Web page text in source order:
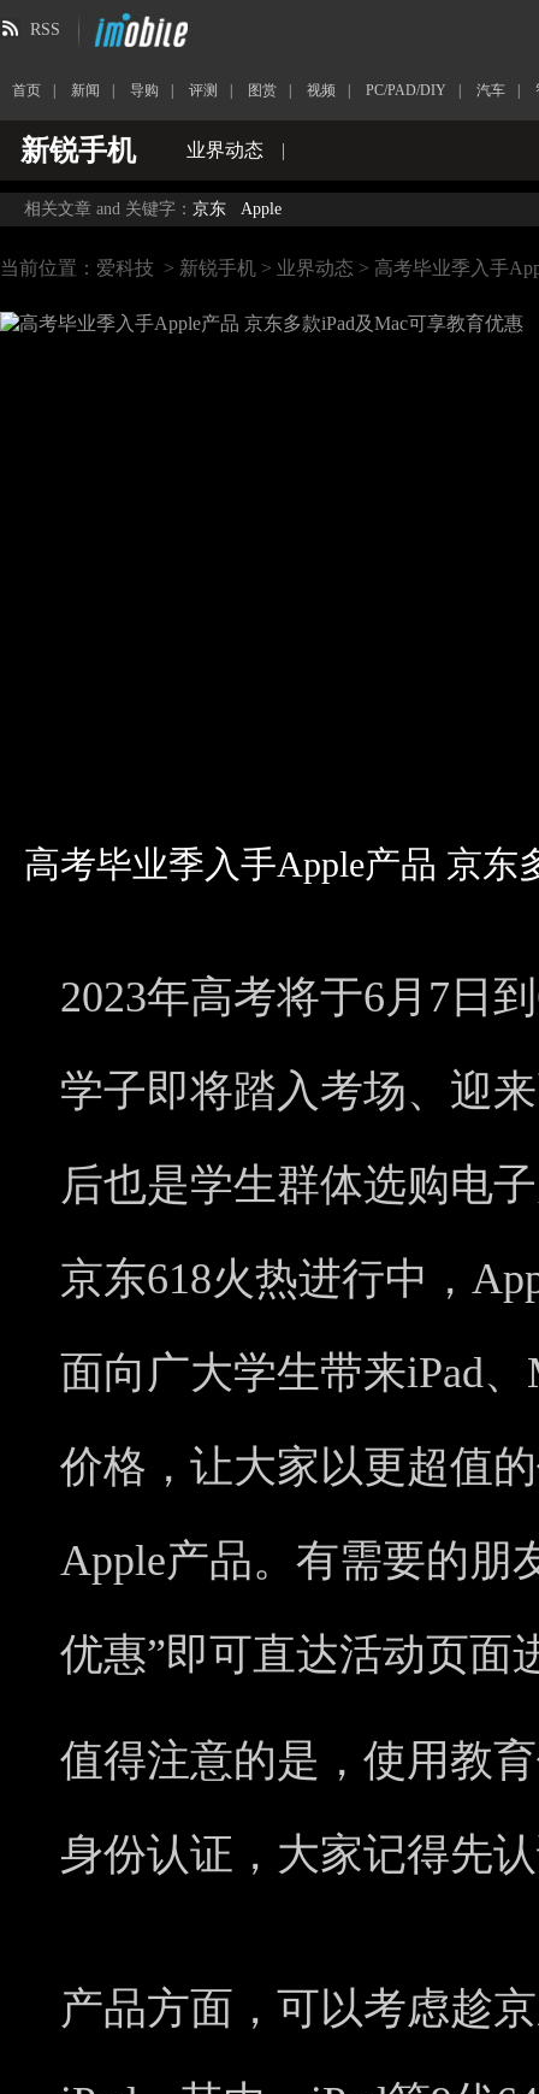
RSS
首页 新闻 导购 评测 图赏 视频 PC/PAD/DIY 汽车
新锐手机 业界动态 |
相关文章 and 关键字： 京东 Apple
当前位置： 爱科技 > 新锐手机 > 业界动态 > 高考毕业季入手
高考毕业季入手Apple产品 京东
2023年高考将于6月7日
学子即将踏入考场、迎
后也是学生群体选购电
京东618火热进行中，
面向广大学生带来iPad
价格，让大家以更超值
Apple产品。有需要的朋
优惠”即可直达活动页面
值得注意的是，使用教
身份认证，大家记得先
产品方面，可以考虑趁